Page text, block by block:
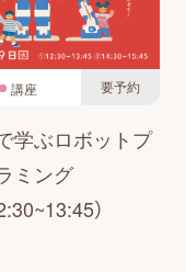
講座 要予約
学ぶロボットプ
ミング
）